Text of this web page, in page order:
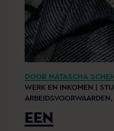
DOOR NATASCHA
WERK EN INKOMEN |
ARBEIDSVOORWAARDEN,
EEN